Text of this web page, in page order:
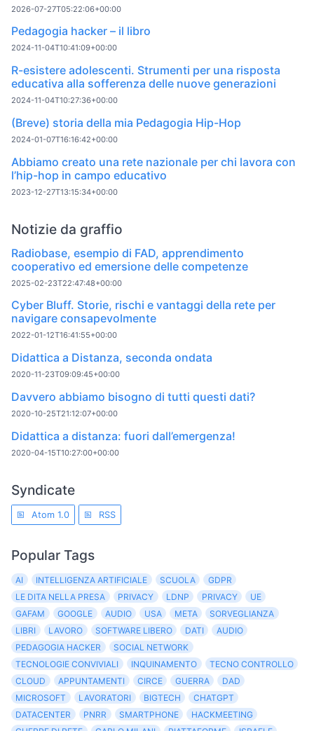
2026-07-27T05:22:06+00:00
Pedagogia hacker – il libro
2024-11-04T10:41:09+00:00
R-esistere adolescenti. Strumenti per una risposta
educativa alla sofferenza delle nuove generazioni
2024-11-04T10:27:36+00:00
(Breve) storia della mia Pedagogia Hip-Hop
2024-01-07T16:16:42+00:00
Abbiamo creato una rete nazionale per chi lavora con
l’hip-hop in campo educativo
2023-12-27T13:15:34+00:00
Notizie da graffio
Radiobase, esempio di FAD, apprendimento
cooperativo ed emersione delle competenze
2025-02-23T22:47:48+00:00
Cyber Bluff. Storie, rischi e vantaggi della rete per
navigare consapevolmente
2022-01-12T16:41:55+00:00
Didattica a Distanza, seconda ondata
2020-11-23T09:09:45+00:00
Davvero abbiamo bisogno di tutti questi dati?
2020-10-25T21:12:07+00:00
Didattica a distanza: fuori dall’emergenza!
2020-04-15T10:27:00+00:00
Syndicate
Atom 1.0 RSS
Popular Tags
AI INTELLIGENZA ARTIFICIALE SCUOLA
GDPR
LE DITA NELLA PRESA
PRIVACY LDNP PRIVACY
UE
GAFAM
GOOGLE AUDIO USA META
SORVEGLIANZA
LIBRI
LAVORO SOFTWARE LIBERO DATI
AUDIO
PEDAGOGIA HACKER
SOCIAL NETWORK
TECNOLOGIE CONVIVIALI
INQUINAMENTO
TECNO CONTROLLO
CLOUD
APPUNTAMENTI CIRCE GUERRA
DAD
MICROSOFT
LAVORATORI BIGTECH
CHATGPT
DATACENTER
PNRR SMARTPHONE
HACKMEETING